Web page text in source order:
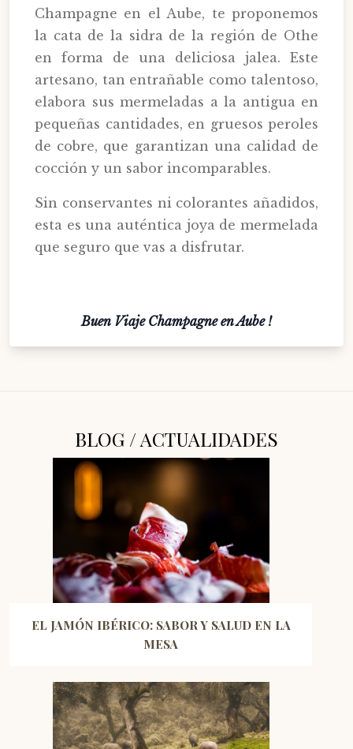
Champagne en el Aube, te proponemos
la cata de la sidra de la región de Othe
en forma de una deliciosa jalea. Este
artesano, tan entrañable como talentoso,
elabora sus mermeladas a la antigua en
pequeñas cantidades, en gruesos peroles
de cobre, que garantizan una calidad de
cocción y un sabor incomparables.
Sin conservantes ni colorantes añadidos,
esta es una auténtica joya de mermelada
que seguro que vas a disfrutar.
Buen Viaje Champagne en Aube !
BLOG / ACTUALIDADES
EL JAMÓN IBÉRICO: SABOR Y SALUD EN LA
MESA